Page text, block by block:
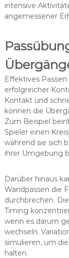
intensive
angemessener
Effektives
erfolgreicher
Kontakt und
können die
Zum Beispiel
Spieler einen
während sie sich
ihrer Umgebung
Darüber hinaus
Wandpässen die
durchbrechen.
Timing
wenn es darum
wechseln.
simulieren, um
halten.